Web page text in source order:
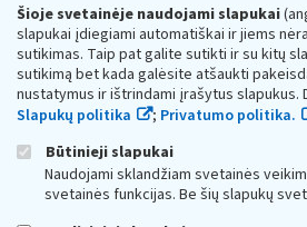
Šioje svetainėje naudojami slapukai
slapukai įdiegiami automatiškai ir jiems
sutikimas. Taip pat galite sutikti ir su kitų
sutikimą bet kada galėsite atšaukti
nustatymus ir ištrindami įrašytus slapukus.
Slapukų politika
; Privatumo politika.
Būtinieji slapukai
Naudojami sklandžiam svetainės
svetainės funkcijas. Be šių slapukų
Respublikos finansų ministerijos
Biudžetinė įstaiga. Juridinio asmens kodas
adresas: Vasario 16-osios g. 14, 01107
vmi@vmi.lt, E. pristatymo dėžutės adresas
Duomenys apie Valstybinę mokesčių
Respublikos finansų ministerijos kaupiami ir